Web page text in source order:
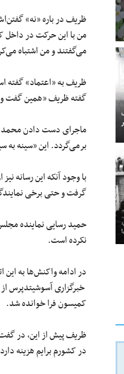
ظریف در باره «نه‌»
من با این حرکت در داخل
می‌گفتند و من اشتباه
ظریف به «اعتماد» گفته
گفته ظریف «همین گفت و
ماجرای دست دادن محمد
برمی‌گردد. این «سینه به
با وجود آنکه این رسانه
گرفت و حتیبرخی
حمید رسایی نماینده
نکرده است.
در ادامه واکنش‌ها به
خبرگزاری آسوشیتدپرس
کمیسون فرا خوانده شد.
ظریف پیش از این، در
در کشورم برایم هزینه